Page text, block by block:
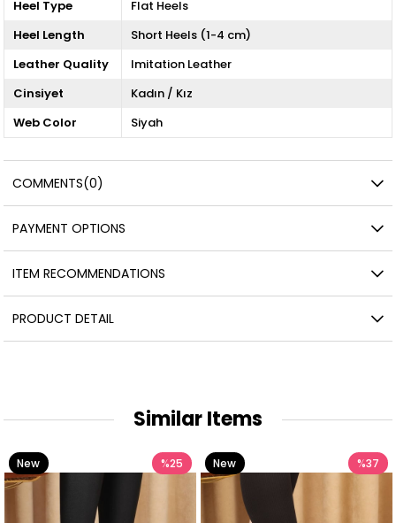
Heel Type
Flat Heels
Heel Length
Short Heels (1-4 cm)
Leather Quality
Imitation Leather
Cinsiyet
Kadın / Kız
Web Color
Siyah
COMMENTS(0)
PAYMENT OPTIONS
ITEM RECOMMENDATIONS
PRODUCT DETAIL
Similar Items
Item